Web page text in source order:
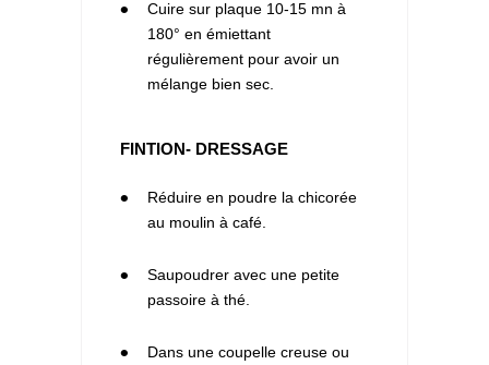
Cuire sur plaque 10-15 mn à
180° en émiettant
régulièrement pour avoir un
mélange bien sec.
FINTION- DRESSAGE
Réduire en poudre la chicorée
au moulin à café.
Saupoudrer avec une petite
passoire à thé.
Dans une coupelle creuse ou